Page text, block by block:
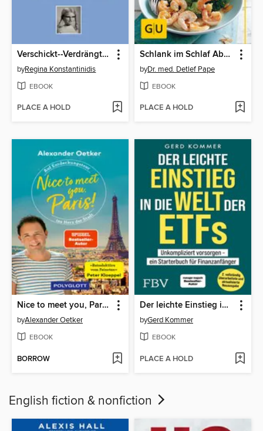
Verschickt--Verdrängt--Vergessen
byRegina Konstantinidis
EBOOK
PLACE A HOLD
Schlank im Schlaf Abendessen
byDr. med. Detlef Pape
EBOOK
PLACE A HOLD
Nice to meet you, Paris!
byAlexander Oetker
EBOOK
BORROW
Der leichte Einstieg in die Welt der ETFs
byGerd Kommer
EBOOK
PLACE A HOLD
English fiction & nonfiction